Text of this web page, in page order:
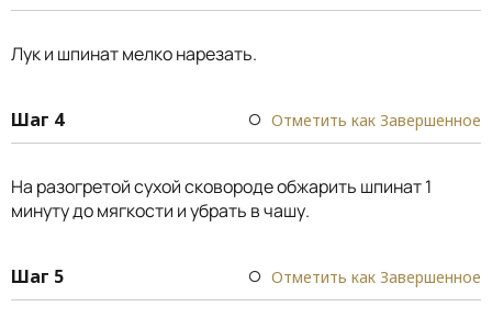
Лук и шпинат мелко нарезать.
Шаг 4 Отметить как Завершенное
На разогретой сухой сковороде обжарить шпинат 1
минуту до мягкости и убрать в чашу.
Шаг 5 Отметить как Завершенное